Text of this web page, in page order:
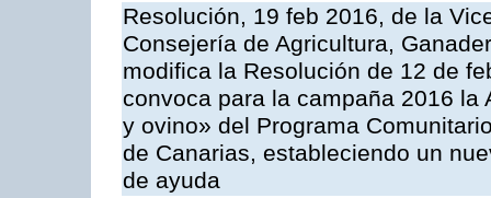
Resolución, 19 feb 2016, de la
Consejería de Agricultura,
modifica la Resolución de 12 de
convoca para la campaña 2016
y ovino» del Programa
de Canarias, estableciendo un
de ayuda